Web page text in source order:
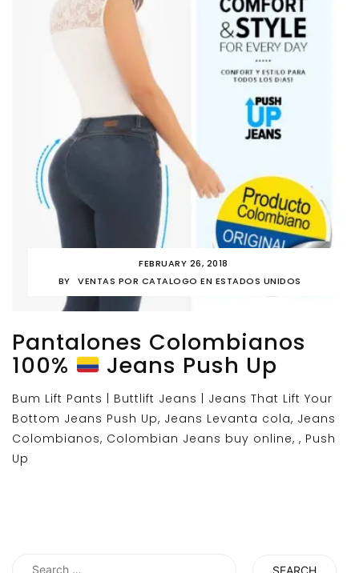
FEBRUARY 26, 2018
BY
VENTAS POR CATALOGO EN ESTADOS UNIDOS
Pantalones Colombianos
100% Jeans Push Up
Bum Lift Pants | Buttlift Jeans | Jeans That Lift Your
Bottom Jeans Push Up, Jeans Levanta cola, Jeans
Colombianos, Colombian Jeans buy online, , Push
Up
Search